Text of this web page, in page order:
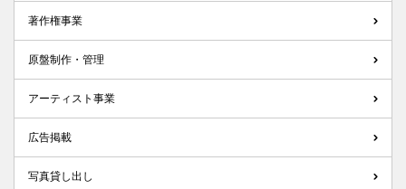
著作権事業
原盤制作・管理
アーティスト事業
広告掲載
写真貸し出し